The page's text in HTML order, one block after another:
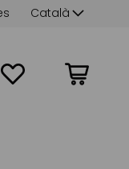
Language
Català
La meva